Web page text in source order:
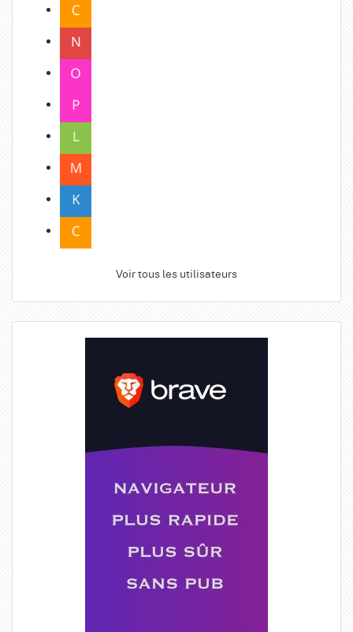
Voir tous les utilisateurs